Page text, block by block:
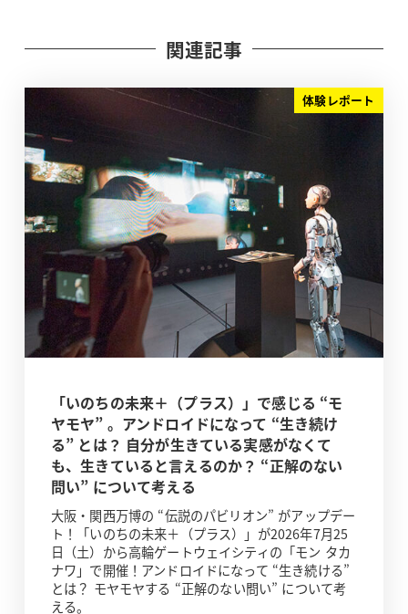
関連記事
体験レポート
「いのちの未来＋（プラス）」で感じる “モ
ヤモヤ” 。アンドロイドになって “生き続け
る” とは？ 自分が生きている実感がなくて
も、生きていると言えるのか？ “正解のない
問い” について考える
大阪・関西万博の “伝説のパビリオン” がアップデー
ト！「いのちの未来＋（プラス）」が2026年7月25
日（土）から高輪ゲートウェイシティの「モン タカ
ナワ」で開催！アンドロイドになって “生き続ける”
とは？ モヤモヤする “正解のない問い” について考
える。